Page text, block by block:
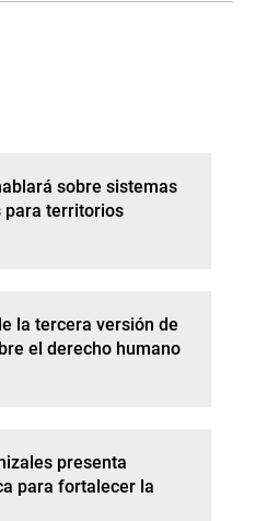
sobre sistemas
para territorios
la tercera versión de
el derecho humano
presenta
para fortalecer la